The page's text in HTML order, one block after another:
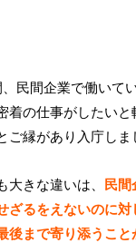
民間企業で働いて
着の仕事がしたいと
ご縁があり入庁しま
大きな違いは、 民間
ざるをえないのに
後まで寄り添うこと